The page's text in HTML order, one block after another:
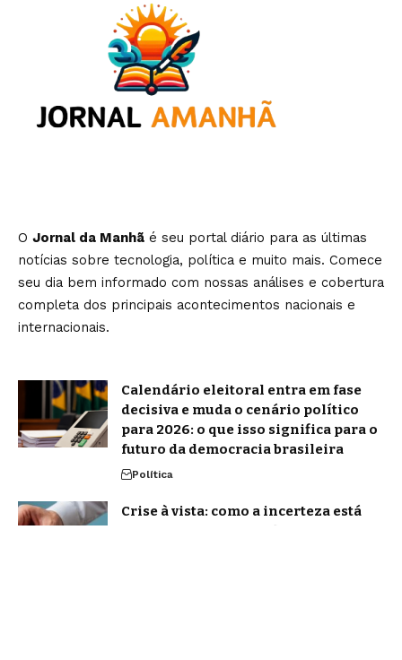
O Jornal da Manhã é seu portal diário para as últimas
notícias sobre tecnologia, política e muito mais. Comece
seu dia bem informado com nossas análises e cobertura
completa dos principais acontecimentos nacionais e
internacionais.
Calendário eleitoral entra em fase
decisiva e muda o cenário político
para 2026: o que isso significa para o
futuro da democracia brasileira
Política
Crise à vista: como a incerteza está
derrubando a expansão empresarial